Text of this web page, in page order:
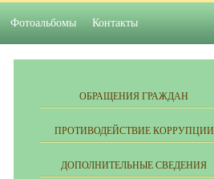
ОБРАЩЕНИЯ ГРАЖДАН
ПРОТИВОДЕЙСТВИЕ КОРРУПЦИИ
ДОПОЛНИТЕЛЬНЫЕ СВЕДЕНИЯ
Фотоальбомы Контакты